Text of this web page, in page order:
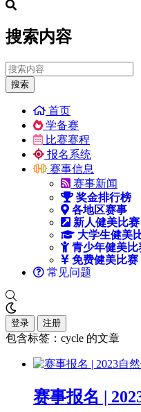
搜索内容
搜索
首页
学备赛
比赛赛程
报名系统
赛事信息
赛事新闻
奖金排行榜
各地区赛事
新人健美比赛
大学生健美
青少年健美比
免费健美比赛
常见问题
登录 注册
包含标签：cycle 的文章
赛事报名 |